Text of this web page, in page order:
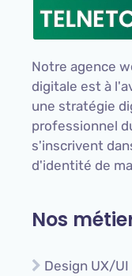
Notre agence
digitale est à
une stratégie
professionnel
s'inscrivent
d'identité de
Nos
Design UX/UI